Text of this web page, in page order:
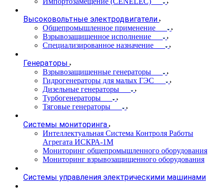
Высоковольтные электродвигатели
Общепромышленное применение
Взрывозащищенное исполнение
Специализированное назначение
Генераторы
Взрывозащищенные генераторы
Гидрогенераторы для малых ГЭС
Дизельные генераторы
Турбогенераторы
Тяговые генераторы
Системы мониторинга
Интеллектуальная Система Контроля Работы
Агрегата ИСКРА-1М
Мониторинг общепромышленного оборудования
Мониторинг взрывозащищенного оборудования
Системы управления электрическими машинами